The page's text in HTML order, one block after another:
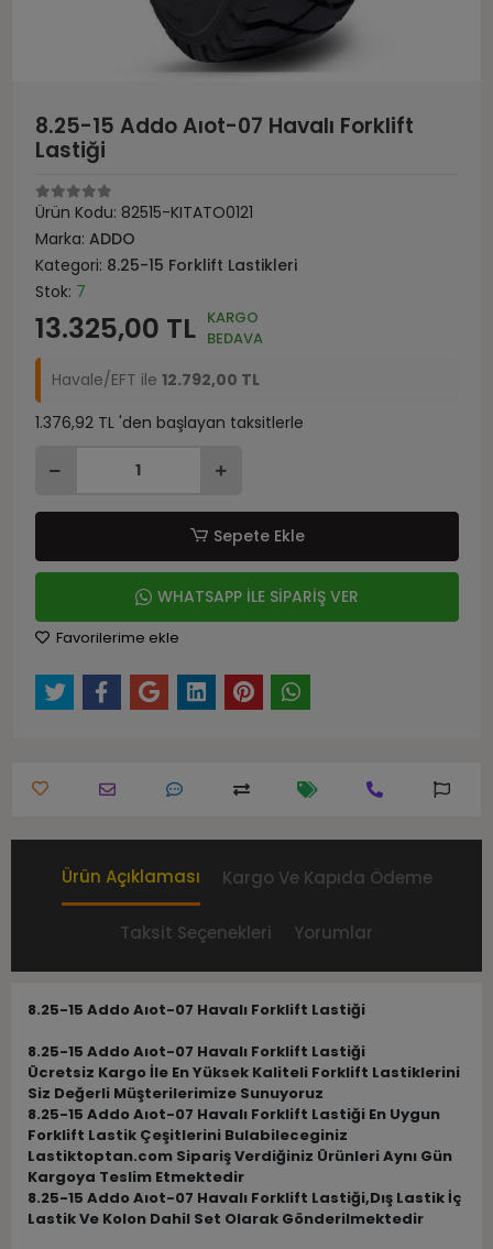
8.25-15 Addo Aıot-07 Havalı Forklift
Lastiği
Ürün Kodu: 82515-KITATO0121
Marka: ADDO
Kategori: 8.25-15 Forklift Lastikleri
Stok: 7
13.325,00 TL KARGO
BEDAVA
Havale/EFT ile 12.792,00 TL
1.376,92 TL 'den başlayan taksitlerle
Sepete Ekle
WHATSAPP İLE SİPARİŞ VER
Favorilerime ekle
Ürün Açıklaması Kargo Ve Kapıda Ödeme
Taksit Seçenekleri Yorumlar
8.25-15 Addo Aıot-07 Havalı Forklift Lastiği
8.25-15 Addo Aıot-07 Havalı Forklift Lastiği
Ücretsiz Kargo İle En Yüksek Kaliteli Forklift Lastiklerini
Siz Değerli Müşterilerimize Sunuyoruz
8.25-15 Addo Aıot-07 Havalı Forklift Lastiği En Uygun
Forklift Lastik Çeşitlerini Bulabileceginiz
Lastiktoptan.com Sipariş Verdiğiniz Ürünleri Aynı Gün
Kargoya Teslim Etmektedir
8.25-15 Addo Aıot-07 Havalı Forklift Lastiği,Dış Lastik İç
Lastik Ve Kolon Dahil Set Olarak Gönderilmektedir